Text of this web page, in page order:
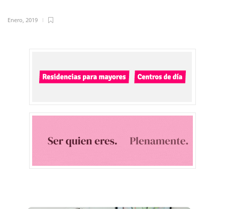
Enero, 2019